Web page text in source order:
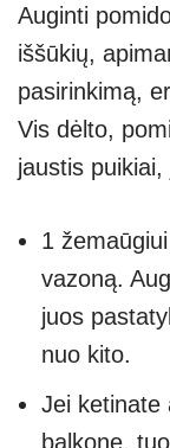
Auginti
iššūkių,
pasirinkimą,
Vis dėlto,
jaustis puikiai,
1
vazoną.
juos
nuo kito.
Jei ketinate
balkone,